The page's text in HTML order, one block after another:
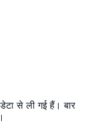
से ली गई हैं। बार